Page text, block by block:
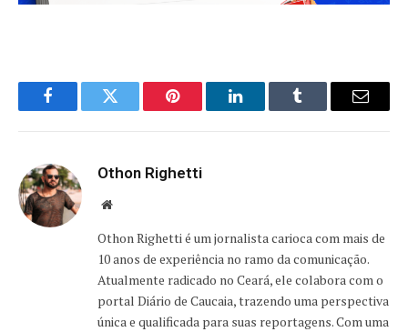
FacebookTwitter Pinterest LinkedInTumblr Email
Othon Righetti
Website
Othon Righetti é um jornalista carioca com mais de
10 anos de experiência no ramo da comunicação.
Atualmente radicado no Ceará, ele colabora com o
portal Diário de Caucaia, trazendo uma perspectiva
única e qualificada para suas reportagens. Com uma